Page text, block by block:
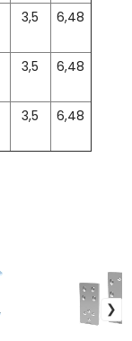
3,5 6,48
3,5 6,48
3,5 6,48